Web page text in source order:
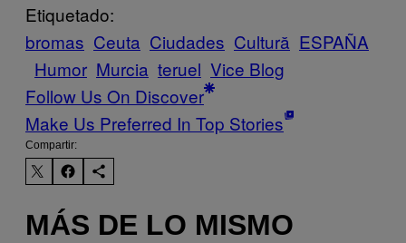
Etiquetado:
bromas Ceuta Ciudades Cultură ESPAÑA
Humor Murcia teruel Vice Blog
Follow Us On Discover
Make Us Preferred In Top Stories
Compartir:
MÁS DE LO MISMO